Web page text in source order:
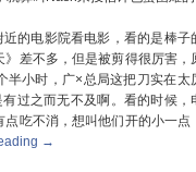
的电影院看电影，看的是棒子
差不多，但是被剪得很厉害，
半小时，广×总局这把刀实在太
有过之而无不及啊。看的时候，
点吃不消，想叫他们开的小一点
→